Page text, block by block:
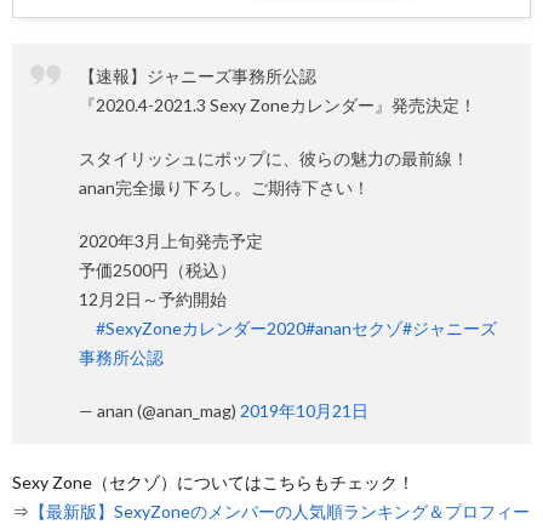
【速報】ジャニーズ事務所公認
『2020.4-2021.3 Sexy Zoneカレンダー』発売決定！
スタイリッシュにポップに、彼らの魅力の最前線！
anan完全撮り下ろし。ご期待下さい！
2020年3月上旬発売予定
予価2500円（税込）
12月2日～予約開始
#SexyZoneカレンダー2020#ananセクゾ#ジャニーズ
事務所公認
— anan (@anan_mag) 2019年10月21日
Sexy Zone（セクゾ）についてはこちらもチェック！
⇒ 【最新版】SexyZoneのメンバーの人気順ランキング＆プロフィー